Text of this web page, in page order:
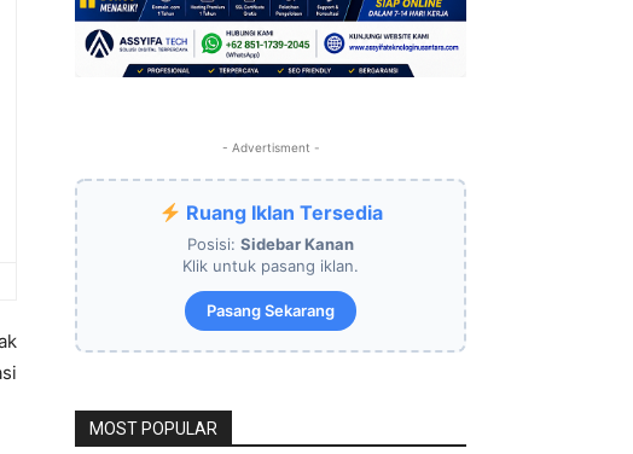
- Advertisment -
Ruang Iklan Tersedia
Posisi: Sidebar Kanan
Klik untuk pasang iklan.
Pasang Sekarang
MOST POPULAR